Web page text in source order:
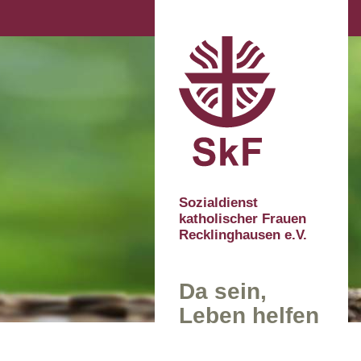
Sozialdienst
katholischer Frauen
Recklinghausen e.V.
Da sein,
Leben helfen